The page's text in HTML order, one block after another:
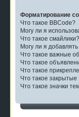
Форматирование
Что такое BBCode?
Могу ли я
Что такое смайлики?
Могу ли я
Что такое важные
Что такое
Что такое
Что такое
Что такое значки